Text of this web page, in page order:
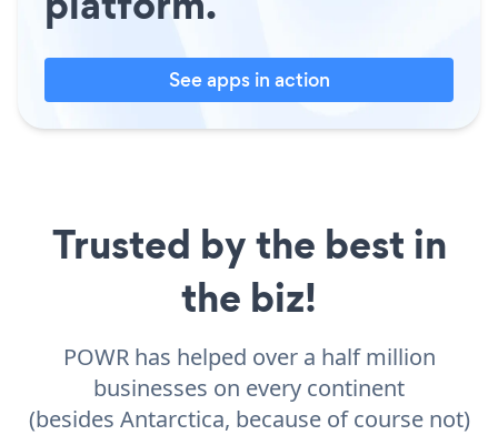
See apps in action
Trusted by the best in
the biz!
POWR has helped over a half million
businesses on every continent
(besides Antarctica, because of course not)